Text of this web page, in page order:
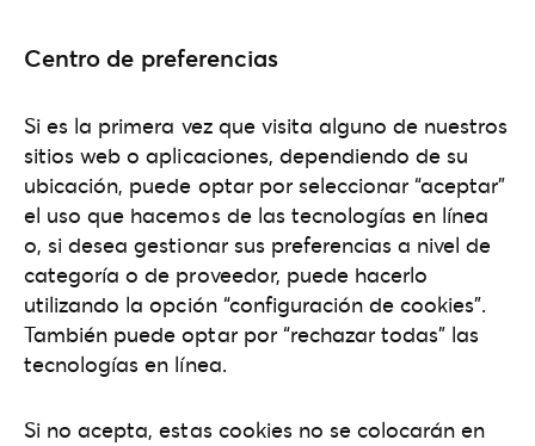
Centro de preferencias
Si es la primera vez que visita alguno de nuestros
sitios web o aplicaciones, dependiendo de su
ubicación, puede optar por seleccionar “aceptar”
el uso que hacemos de las tecnologías en línea
o, si desea gestionar sus preferencias a nivel de
categoría o de proveedor, puede hacerlo
utilizando la opción “configuración de cookies”.
También puede optar por “rechazar todas” las
tecnologías en línea.
Si no acepta, estas cookies no se colocarán en